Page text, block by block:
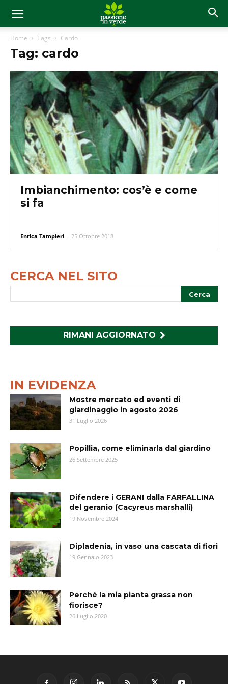
Home Tags Cardo
Tag: cardo
Imbianchimento: cos’è e come
si fa
Enrica Tampieri - 25 Ottobre 2018
CERCA NEL SITO
RIMANI AGGIORNATO
IN EVIDENZA
Mostre mercato ed eventi di
giardinaggio in agosto 2026
31 Luglio 2026
Popillia, come eliminarla dal giardino
26 Settembre 2025
Difendere i GERANI dalla FARFALLINA
del geranio (Cacyreus marshalli)
19 Novembre 2024
Dipladenia, in vaso una cascata di fiori
19 Gennaio 2023
Perché la mia pianta grassa non
fiorisce?
26 Luglio 2020